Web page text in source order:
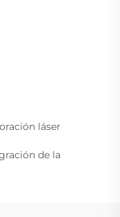
láser
de la